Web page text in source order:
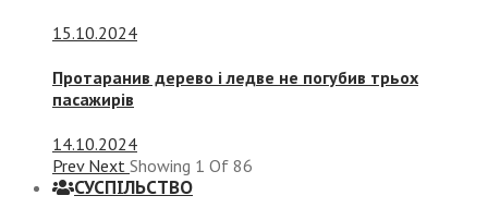
15.10.2024
Протаранив дерево і ледве не погубив трьох
пасажирів
14.10.2024
Prev Next Showing 1 Of 86
СУСПIЛЬСТВО